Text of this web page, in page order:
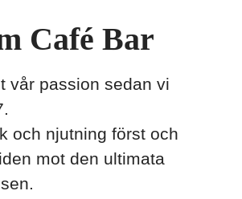
Café Bar
vår passion sedan vi
och njutning först och
mot den ultimata